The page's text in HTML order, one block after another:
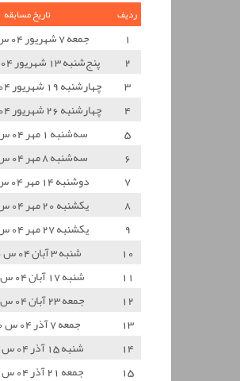
ردیف تاریخ مسابقه
1 جمعه 7 شهریور 04 س 19:30
2
پنج‌شنبه 13 شهریور 04 س 19:30
3
چهارشنبه 19 شهریور 04 س 19:00
4
چهارشنبه 26 شهریور 04 س 18:15
5
سه‌شنبه 1 مهر 04 س 16:30
6
سه‌شنبه 8 مهر 04 س 17:00
7
دوشنبه 14 مهر 04 س 16:45
8
یکشنبه 20 مهر 04 س 16:30
9
یکشنبه 27 مهر 04 س 16:45
10
شنبه 3 آبان 04 س 15:00
11
شنبه 17 آبان 04 س 17:30
12
جمعه 23 آبان 04 س 15:30
13
جمعه 7 آذر 04 س 16:30
14
شنبه 15 آذر 04 س 14:30
15
جمعه 21 آذر 04 س 16:15